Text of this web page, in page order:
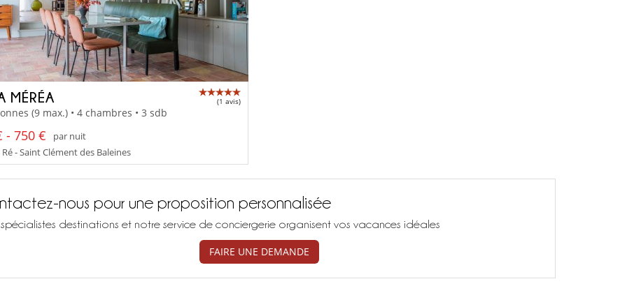
MÉRÉA (1 avis)
(9 max.) • 4 chambres • 3 sdb
- 750 €
par nuit
- Saint Clément des Baleines
nous pour une proposition personnalisée
destinations et notre service de conciergerie organisent vos vacances idéales
FAIRE UNE DEMANDE